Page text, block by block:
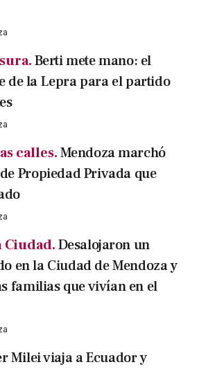
Berti mete mano: el
de la Lepra para el partido
calles.Mendoza marchó
Propiedad Privada que
Ciudad.Desalojaron un
en la Ciudad de Mendoza y
familias que vivían en el
Milei viaja a Ecuador y